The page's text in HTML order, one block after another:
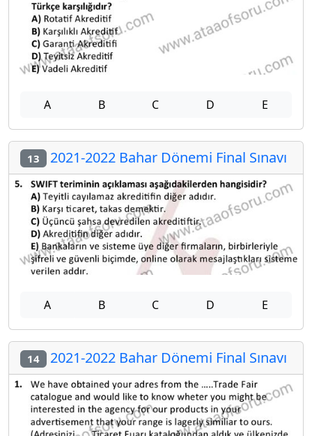
A B C D E
13 2021-2022 Bahar Dönemi Final Sınavı
A B C D E
14 2021-2022 Bahar Dönemi Final Sınavı